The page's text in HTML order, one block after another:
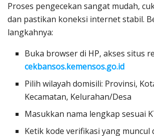
Proses pengecekan sangat mudah,
dan pastikan koneksi internet stabil.
langkahnya:
Buka browser di HP, akses situs
cekbansos.kemensos.go.id
Pilih wilayah domisili: Provinsi,
Kecamatan, Kelurahan/Desa
Masukkan nama lengkap sesuai
Ketik kode verifikasi yang muncul